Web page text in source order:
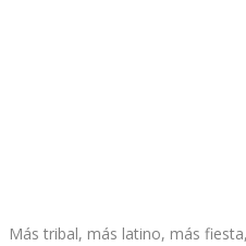
Más tribal, más latino, más